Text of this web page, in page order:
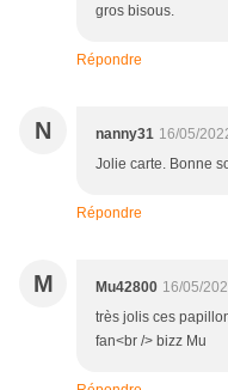
gros bisous.
Répondre
N nanny31 16/05/
Jolie carte. Bonne
Répondre
M Mu42800 16/05/
très jolis ces
fan<br /> bizz Mu